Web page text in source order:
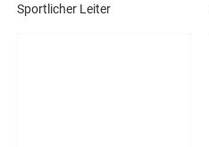
Sportlicher Leiter